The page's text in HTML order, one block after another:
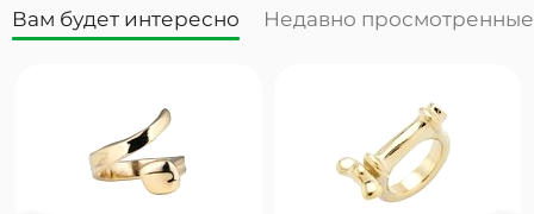
Вам будет интересно Недавно просмотренные